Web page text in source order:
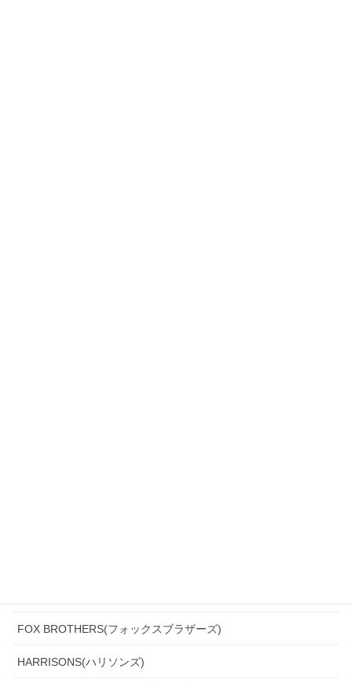
FOX BROTHERS(フォックスブラザーズ)
HARRISONS(ハリソンズ)